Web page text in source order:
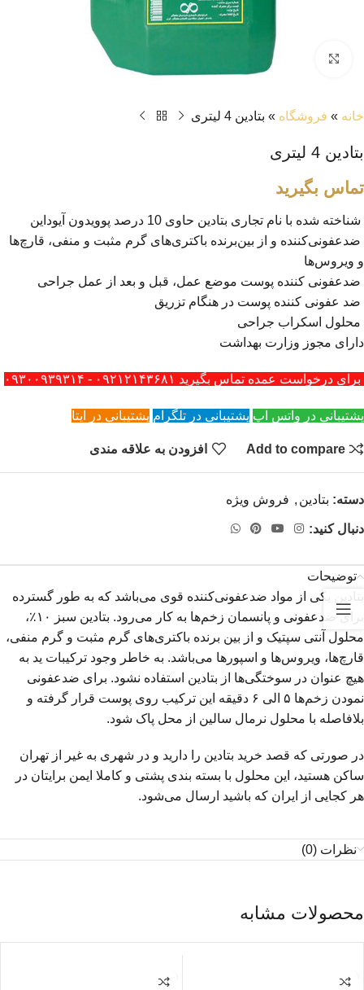
بزرگنمایی تصویر
خانه » فروشگاه » بتادین 4 لیتری
بتادین 4 لیتری
تماس بگیرید
شناخته شده با نام تجاری بتادین حاوی 10 درصد پوویدون آیوداین
ضدعفونی‌کننده و از بین‌برنده باکتری‌های گرم مثبت و منفی، قارچ‌ها
و ویروس‌ها
ضدعفونی کننده پوست موضع عمل، قبل و بعد از عمل جراحی
ضد عفونی کننده پوست در هنگام تزریق
محلول اسکراب جراحی
دارای مجوز وزارت بهداشت
برای درخواست عمده تماس بگیرید ۰۹۲۱۲۱۴۳۶۸۱ - ۰۹۳۰۰۹۳۹۳۱۴
پشتیبانی در واتس اپ پشتیبانی در تلگرام پشتیبانی در ایتا
Add to compare افزودن به علاقه مندی
دسته: بتادین , فروش ویژه
دنبال کنید:
توضیحات
بتادین یکی از مواد ضدعفونی‌کننده قوی می‌باشد که به طور گسترده‌
برای ضدعفونی و پانسمان زخم‌ها به کار می‌رود. بتادین سبز ۱۰٪،
محلول آنتی سپتیک و از بین برنده باکتری‌های گرم مثبت و گرم منفی،
قارچ‌ها، ویروس‌ها و اسپورها می‌باشد. به خاطر وجود ترکیبات ید به
هیچ عنوان در سوختگی‌ها از بتادین استفاده نشود. برای ضدعفونی
نمودن زخم‌ها ۵ الی ۶ دقیقه این ترکیب روی پوست قرار گرفته و
بلافاصله با محلول نرمال سالین از محل پاک شود.
در صورتی که قصد خرید بتادین را دارید و در شهری به غیر از تهران
ساکن هستید، این محلول با بسته بندی پشتی و کاملا ایمن برایتان در
هر کجایی از ایران که باشید ارسال می‌شود.
نظرات (0)
محصولات مشابه